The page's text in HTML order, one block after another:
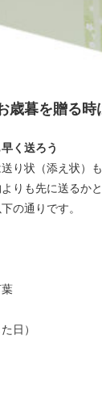
歳暮を贈る
く送ろう
り状（添え状）
りも先に送るか
の通りです。
日）